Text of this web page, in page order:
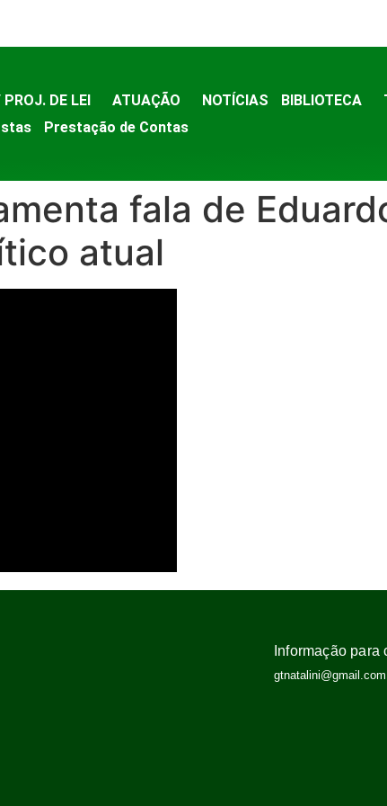
PROJ. DE LEI ATUAÇÃO NOTÍCIAS BIBLIOTECA
Prestação de Contas
fala de
atual
Informação para
gtnatalini@gmail.com